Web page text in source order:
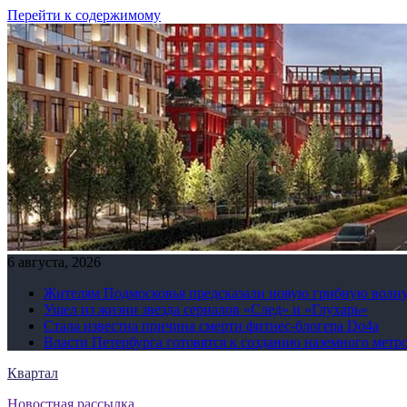
Перейти к содержимому
6 августа, 2026
Жителям Подмосковья предсказали новую грибную
Ушел из жизни звезда сериалов «След» и «Глухарь»
Стала известна причина смерти фитнес-блогера Do4а
Власти Петербурга готовятся к созданию наземного
Квартал
Новостная рассылка